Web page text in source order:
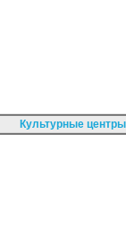
Культурные